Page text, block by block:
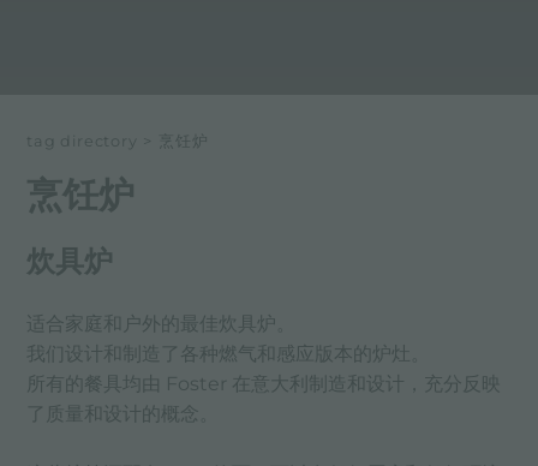
tag directory > 烹饪炉
烹饪炉
炊具炉
适合家庭和户外的最佳炊具炉。
我们设计和制造了各种燃气和感应版本的炉灶。
所有的餐具均由 Foster 在意大利制造和设计，充分反映
了质量和设计的概念。